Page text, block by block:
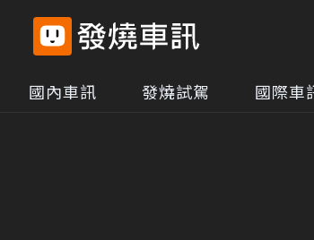
國內車訊 發燒試駕 國際車